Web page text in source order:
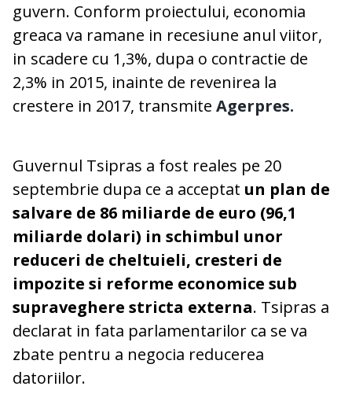
guvern. Conform proiectului, economia
greaca va ramane in recesiune anul viitor,
in scadere cu 1,3%, dupa o contractie de
2,3% in 2015, inainte de revenirea la
crestere in 2017, transmite Agerpres.
Guvernul Tsipras a fost reales pe 20
septembrie dupa ce a acceptat un plan de
salvare de 86 miliarde de euro (96,1
miliarde dolari) in schimbul unor
reduceri de cheltuieli, cresteri de
impozite si reforme economice sub
supraveghere stricta externa. Tsipras a
declarat in fata parlamentarilor ca se va
zbate pentru a negocia reducerea
datoriilor.